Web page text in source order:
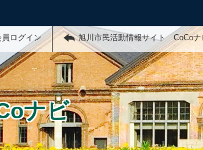
員ログイン 旭川市民活動情報サイト CoCoナ
ナビ